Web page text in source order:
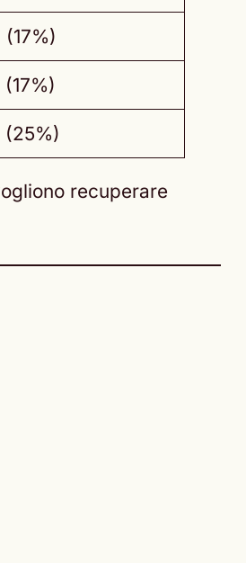
(17%)
(17%)
(25%)
recuperare